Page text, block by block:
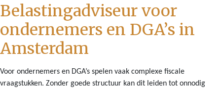
Belastingadviseur voor
ondernemers en DGA’s in
Amsterdam
Voor ondernemers en DGA’s spelen vaak complexe fiscale
vraagstukken. Zonder goede structuur kan dit leiden tot onnodig